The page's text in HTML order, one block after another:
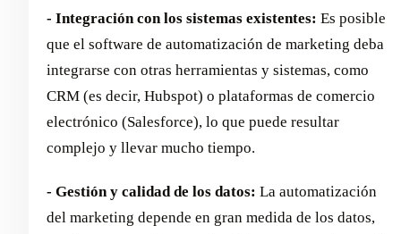
- Integración con los sistemas existentes: Es posible
que el software de automatización de marketing deba
integrarse con otras herramientas y sistemas, como
CRM (es decir, Hubspot) o plataformas de comercio
electrónico (Salesforce), lo que puede resultar
complejo y llevar mucho tiempo.
- Gestión y calidad de los datos: La automatización
del marketing depende en gran medida de los datos,